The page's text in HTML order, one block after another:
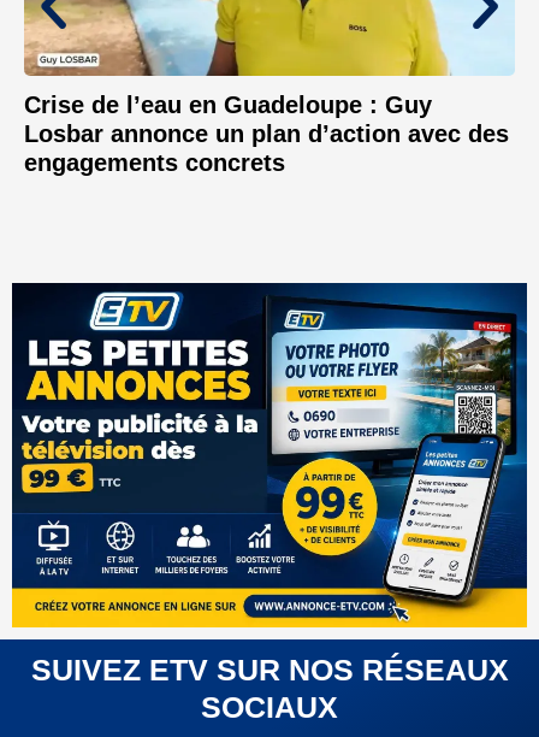
Crise de l’eau en Guadeloupe : Guy
Losbar annonce un plan d’action avec des
engagements concrets
SUIVEZ ETV SUR NOS RÉSEAUX
SOCIAUX